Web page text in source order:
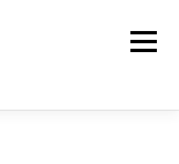
Menü